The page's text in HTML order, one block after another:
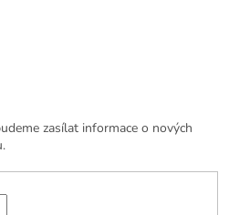
zasílat informace o nových